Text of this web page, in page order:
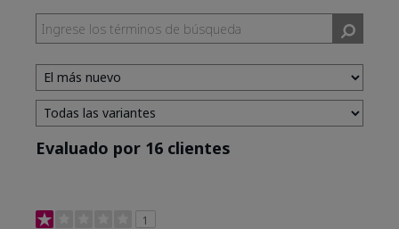
por
Tipo
de
piel
Evaluado por 16 clientes
1